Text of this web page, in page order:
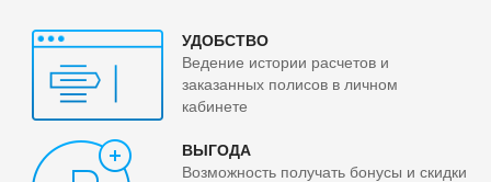
УДОБСТВО
Ведение истории расчетов и
заказанных полисов в личном
кабинете
ВЫГОДА
Возможность получать бонусы и скидки